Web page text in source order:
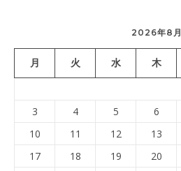
2026年8月
月 火 水 木
3
4 5 6
10
11 12 13
17
18 19 20